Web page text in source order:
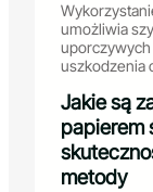
umożliwia
uporczywych
uszkodzenia
Jakie są
papierem
metody